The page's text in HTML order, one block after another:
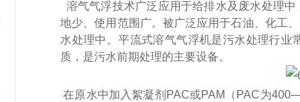
溶气气浮技术广泛应用于给排水及废水处理
地少、使用范围广。被广泛应用于石油、化工
水处理中。平流式溶气气浮机是污水处理行业
质，是污水前期处理的主要设备。
在原水中加入絮凝剂PAC或PAM（PAC为